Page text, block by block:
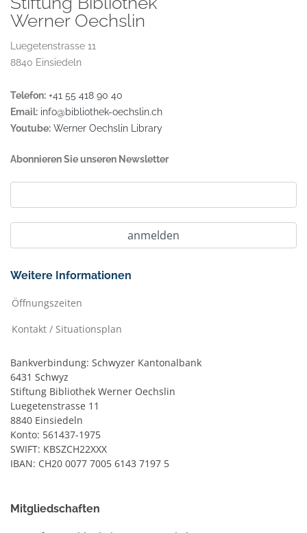
Werner Oechslin
Luegetenstrasse 11
8840 Einsiedeln
Telefon: +41 55 418 90 40
Email: info@bibliothek-oechslin.ch
Youtube: Werner Oechslin Library
Abonnieren Sie unseren Newsletter
Weitere Informationen
Öffnungszeiten
Kontakt / Situationsplan
Bankverbindung: Schwyzer Kantonalbank
6431 Schwyz
Stiftung Bibliothek Werner Oechslin
Luegetenstrasse 11
8840 Einsiedeln
Konto: 561437-1975
SWIFT: KBSZCH22XXX
IBAN: CH20 0077 7005 6143 7197 5
Mitgliedschaften